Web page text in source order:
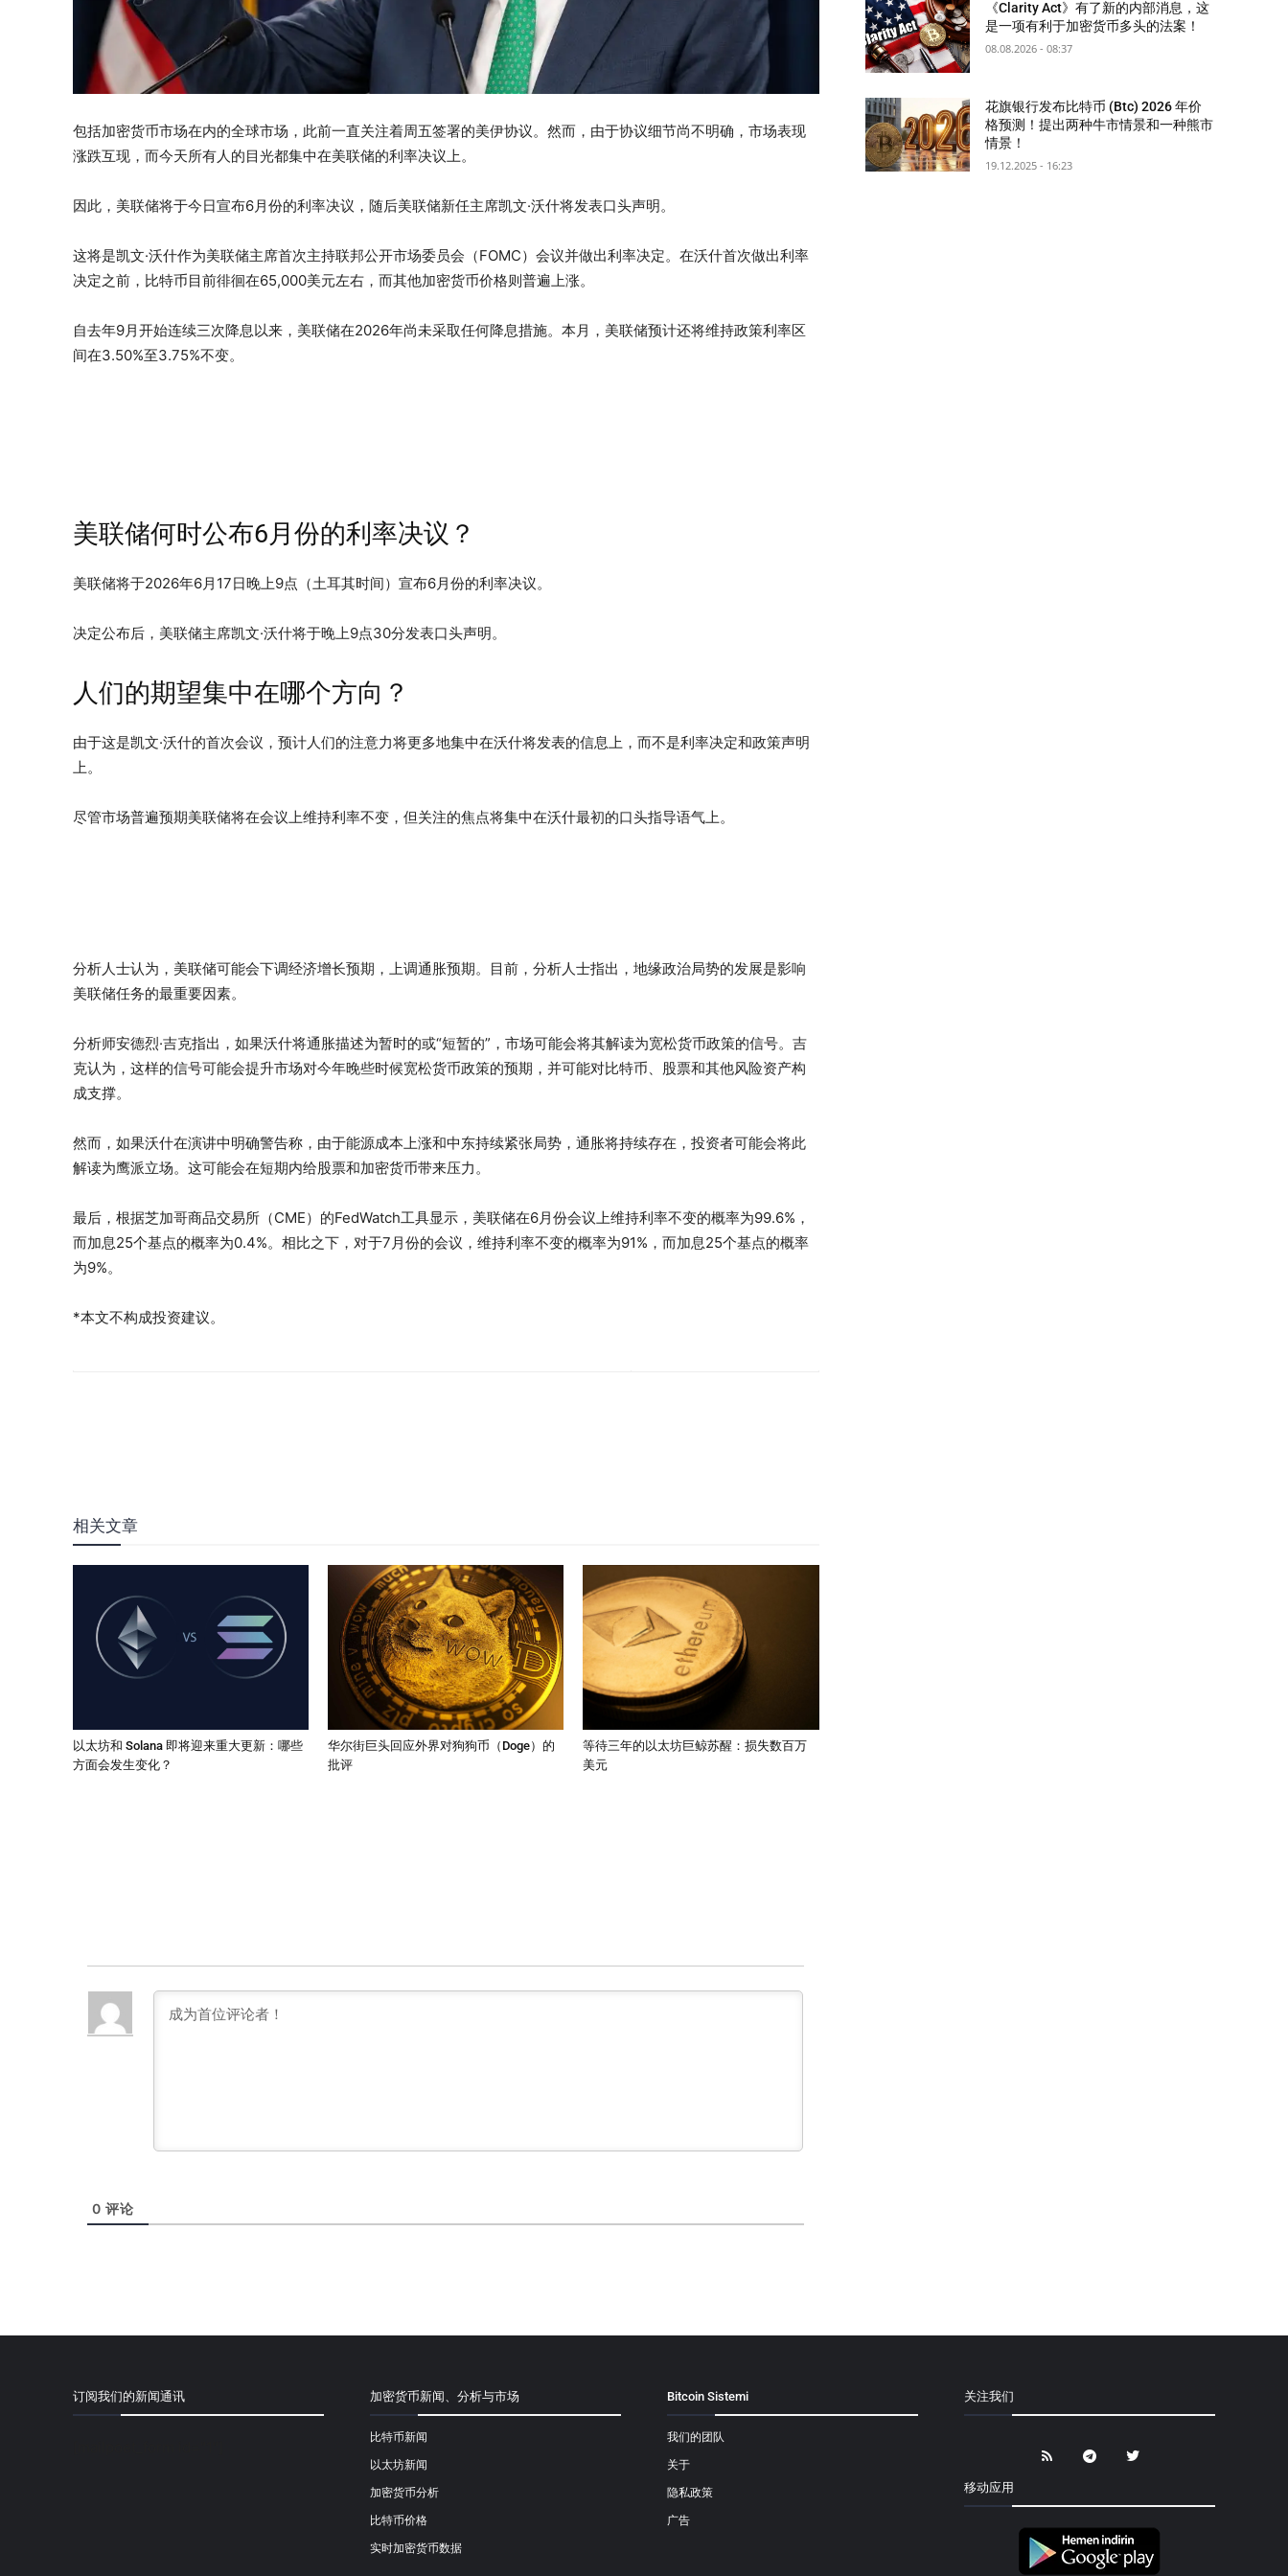
包括加密货币市场在内的全球市场，此前一直关注着周五签署的美伊协议。然而，由于协议细节尚不明确，市场表现
涨跌互现，而今天所有人的目光都集中在美联储的利率决议上。
因此，美联储将于今日宣布6月份的利率决议，随后美联储新任主席凯文·沃什将发表口头声明。
这将是凯文·沃什作为美联储主席首次主持联邦公开市场委员会（FOMC）会议并做出利率决定。在沃什首次做出利率
决定之前，比特币目前徘徊在65,000美元左右，而其他加密货币价格则普遍上涨。
自去年9月开始连续三次降息以来，美联储在2026年尚未采取任何降息措施。本月，美联储预计还将维持政策利率区
间在3.50%至3.75%不变。
美联储何时公布6月份的利率决议？
美联储将于2026年6月17日晚上9点（土耳其时间）宣布6月份的利率决议。
决定公布后，美联储主席凯文·沃什将于晚上9点30分发表口头声明。
人们的期望集中在哪个方向？
由于这是凯文·沃什的首次会议，预计人们的注意力将更多地集中在沃什将发表的信息上，而不是利率决定和政策声明
上。
尽管市场普遍预期美联储将在会议上维持利率不变，但关注的焦点将集中在沃什最初的口头指导语气上。
分析人士认为，美联储可能会下调经济增长预期，上调通胀预期。目前，分析人士指出，地缘政治局势的发展是影响
美联储任务的最重要因素。
分析师安德烈·吉克指出，如果沃什将通胀描述为暂时的或“短暂的”，市场可能会将其解读为宽松货币政策的信号。吉
克认为，这样的信号可能会提升市场对今年晚些时候宽松货币政策的预期，并可能对比特币、股票和其他风险资产构
成支撑。
然而，如果沃什在演讲中明确警告称，由于能源成本上涨和中东持续紧张局势，通胀将持续存在，投资者可能会将此
解读为鹰派立场。这可能会在短期内给股票和加密货币带来压力。
最后，根据芝加哥商品交易所（CME）的FedWatch工具显示，美联储在6月份会议上维持利率不变的概率为99.6%，
而加息25个基点的概率为0.4%。相比之下，对于7月份的会议，维持利率不变的概率为91%，而加息25个基点的概率
为9%。
*本文不构成投资建议。
相关文章
以太坊和 Solana 即将迎来重大更新：哪些
方面会发生变化？
华尔街巨头回应外界对狗狗币（Doge）的
批评
等待三年的以太坊巨鲸苏醒：损失数百万
美元
0 评论
《Clarity Act》有了新的内部消息，这
是一项有利于加密货币多头的法案！
08.08.2026 - 08:37
花旗银行发布比特币 (Btc) 2026 年价
格预测！提出两种牛市情景和一种熊市
情景！
19.12.2025 - 16:23
订阅我们的新闻通讯 加密货币新闻、分析与市场
比特币新闻
以太坊新闻
加密货币分析
比特币价格
实时加密货币数据
Bitcoin Sistemi
我们的团队
关于
隐私政策
广告
关注我们
移动应用